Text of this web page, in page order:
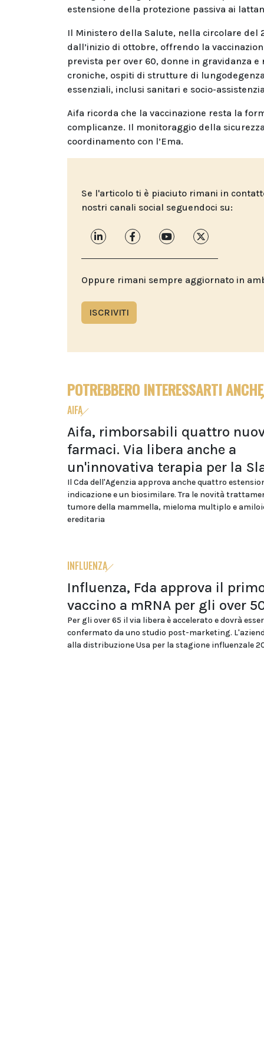
estensione della protezione passiva ai
Il Ministero della Salute, nella circolare del
dall’inizio di ottobre, offrendo la
prevista per over 60, donne in gravidanza
croniche, ospiti di strutture di
essenziali, inclusi sanitari e socio-
Aifa ricorda che la vaccinazione resta la
complicanze. Il monitoraggio della
coordinamento con l’Ema.
Se l'articolo ti è piaciuto rimani in
nostri canali social seguendoci su:
Oppure rimani sempre aggiornato in
ISCRIVITI
POTREBBERO INTERESSARTI ANCHE
AIFA
Aifa, rimborsabili quattro
farmaci. Via libera anche a
un'innovativa terapia per la
Il Cda dell'Agenzia approva anche quattro
indicazione e un biosimilare. Tra le novità
tumore della mammella, mieloma multiplo e
ereditaria
INFLUENZA
Influenza, Fda approva il
vaccino a mRNA per gli over
Per gli over 65 il via libera è accelerato e dovrà
confermato da uno studio post-marketing.
alla distribuzione Usa per la stagione influenzale